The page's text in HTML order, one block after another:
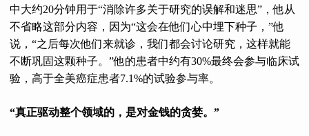
中大约20分钟用于“消除许多关于研究的误解和迷思”，他从
不省略这部分内容，因为“这会在他们心中埋下种子，”他
说，“之后每次他们来就诊，我们都会讨论研究，这样就能
不断巩固这颗种子。”他的患者中约有30%最终会参与临床试
验，高于全美癌症患者7.1%的试验参与率。
“真正驱动整个领域的，是对金钱的贪婪。”